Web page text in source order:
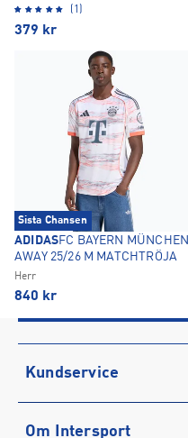
(1)
379 kr
Sista Chansen
ADIDASFC BAYERN MÜNCHEN
AWAY 25/26 M MATCHTRÖJA
Herr
840 kr
Kundservice
Om Intersport